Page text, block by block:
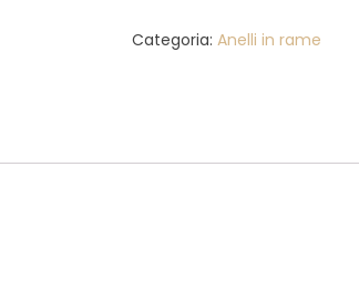
quantità
Categoria:Anelli in rame